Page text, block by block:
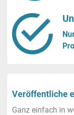
Veröffentliche
Ganz einfach in